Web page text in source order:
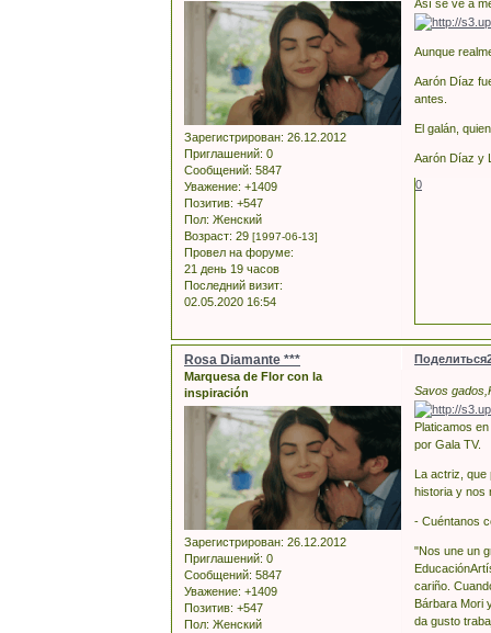
Зарегистрирован: 26.12.2012
Приглашений: 0
Сообщений: 5847
Уважение: +1409
Позитив: +547
Пол: Женский
Возраст: 29 [1997-06-13]
Провел на форуме:
21 день 19 часов
Последний визит:
02.05.2020 16:54
Así se ve a
Aunque
Aarón Díaz
antes.
El galán,
Aarón Díaz y
0
Поделиться
Rosa Diamante ***
Marquesa de Flor con la
inspiración
Зарегистрирован: 26.12.2012
Приглашений: 0
Сообщений: 5847
Уважение: +1409
Позитив: +547
Пол: Женский
Savos
Platicamos
por Gala TV.
La actriz,
historia y nos
- Cuéntanos
"Nos une un
cariño.
Bárbara Mori
da gusto